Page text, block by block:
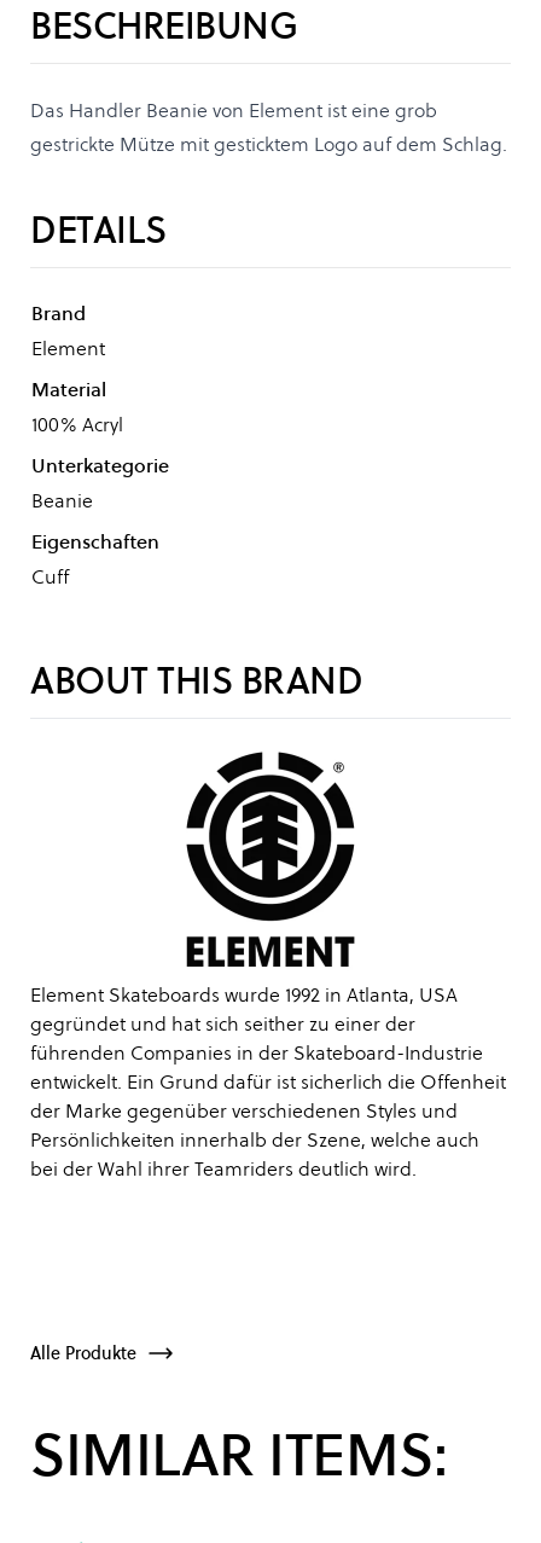
BESCHREIBUNG
Das Handler Beanie von Element ist eine grob
gestrickte Mütze mit gesticktem Logo auf dem Schlag.
DETAILS
Brand
Element
Material
100% Acryl
Unterkategorie
Beanie
Eigenschaften
Cuff
ABOUT THIS BRAND
Element Skateboards wurde 1992 in Atlanta, USA
gegründet und hat sich seither zu einer der
führenden Companies in der Skateboard-Industrie
entwickelt. Ein Grund dafür ist sicherlich die Offenheit
der Marke gegenüber verschiedenen Styles und
Persönlichkeiten innerhalb der Szene, welche auch
bei der Wahl ihrer Teamriders deutlich wird.
Alle Produkte
SIMILAR ITEMS: